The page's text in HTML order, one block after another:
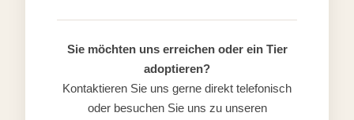
Sie möchten uns erreichen oder ein Tier
adoptieren?
Kontaktieren Sie uns gerne direkt telefonisch
oder besuchen Sie uns zu unseren